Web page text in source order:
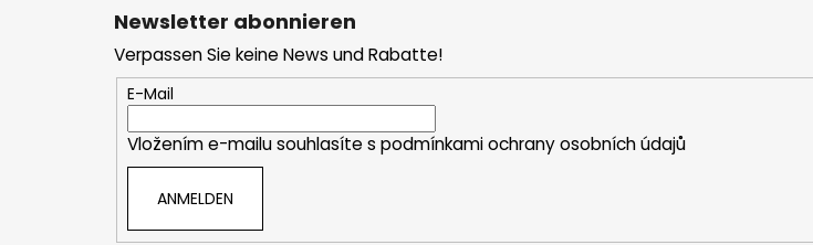
Newsletter abonnieren
Verpassen Sie keine News und Rabatte!
E-Mail
Vložením e-mailu souhlasíte s podmínkami ochrany osobních údajů
ANMELDEN